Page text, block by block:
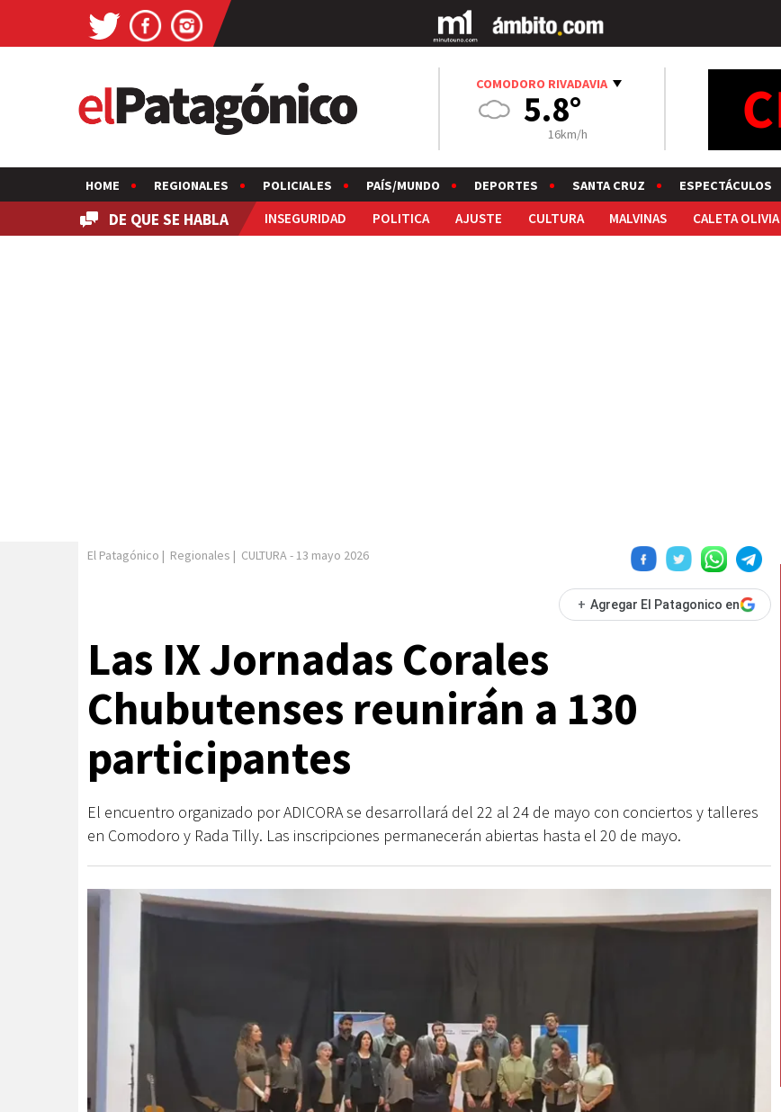
COMODORO RIVADAVIA
5.8°
16km/h
HOME REGIONALES POLICIALES PAÍS/MUNDO DEPORTES SANTA CRUZ ESPECTÁCULOS
DE QUE SE HABLA INSEGURIDAD POLITICA AJUSTE CULTURA MALVINAS CALETA OLIVIA
El Patagónico | Regionales | CULTURA- 13 mayo 2026
+ Agregar El Patagonico en
Las IX Jornadas Corales
Chubutenses reunirán a 130
participantes
El encuentro organizado por ADICORA se desarrollará del 22 al 24 de mayo con conciertos y talleres
en Comodoro y Rada Tilly. Las inscripciones permanecerán abiertas hasta el 20 de mayo.